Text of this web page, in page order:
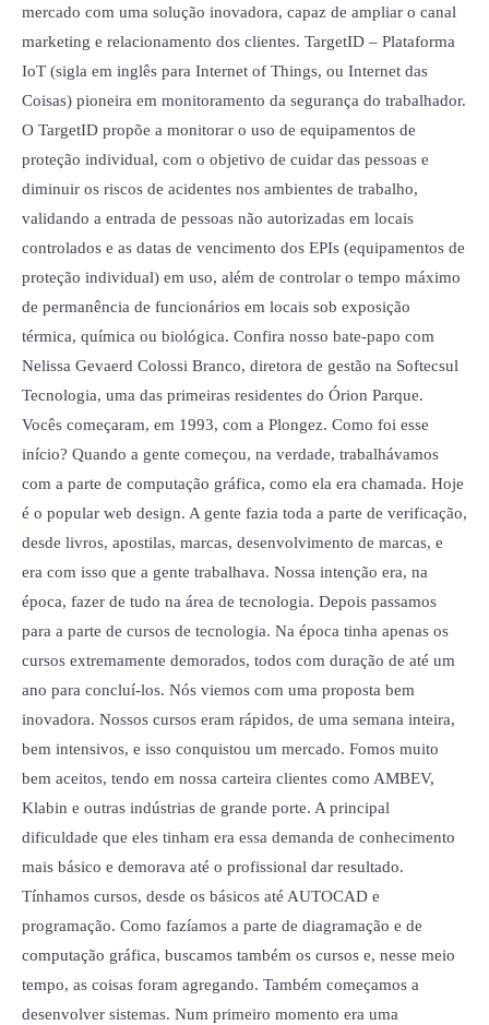
mercado com uma solução inovadora, capaz de ampliar o canal
marketing e relacionamento dos clientes. TargetID – Plataforma
IoT (sigla em inglês para Internet of Things, ou Internet das
Coisas) pioneira em monitoramento da segurança do trabalhador.
O TargetID propõe a monitorar o uso de equipamentos de
proteção individual, com o objetivo de cuidar das pessoas e
diminuir os riscos de acidentes nos ambientes de trabalho,
validando a entrada de pessoas não autorizadas em locais
controlados e as datas de vencimento dos EPIs (equipamentos de
proteção individual) em uso, além de controlar o tempo máximo
de permanência de funcionários em locais sob exposição
térmica, química ou biológica. Confira nosso bate-papo com
Nelissa Gevaerd Colossi Branco, diretora de gestão na Softecsul
Tecnologia, uma das primeiras residentes do Órion Parque.
Vocês começaram, em 1993, com a Plongez. Como foi esse
início? Quando a gente começou, na verdade, trabalhávamos
com a parte de computação gráfica, como ela era chamada. Hoje
é o popular web design. A gente fazia toda a parte de verificação,
desde livros, apostilas, marcas, desenvolvimento de marcas, e
era com isso que a gente trabalhava. Nossa intenção era, na
época, fazer de tudo na área de tecnologia. Depois passamos
para a parte de cursos de tecnologia. Na época tinha apenas os
cursos extremamente demorados, todos com duração de até um
ano para concluí-los. Nós viemos com uma proposta bem
inovadora. Nossos cursos eram rápidos, de uma semana inteira,
bem intensivos, e isso conquistou um mercado. Fomos muito
bem aceitos, tendo em nossa carteira clientes como AMBEV,
Klabin e outras indústrias de grande porte. A principal
dificuldade que eles tinham era essa demanda de conhecimento
mais básico e demorava até o profissional dar resultado.
Tínhamos cursos, desde os básicos até AUTOCAD e
programação. Como fazíamos a parte de diagramação e de
computação gráfica, buscamos também os cursos e, nesse meio
tempo, as coisas foram agregando. Também começamos a
desenvolver sistemas. Num primeiro momento era uma